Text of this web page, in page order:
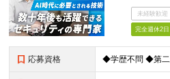
未経験歓迎
完全週休2日
応募資格